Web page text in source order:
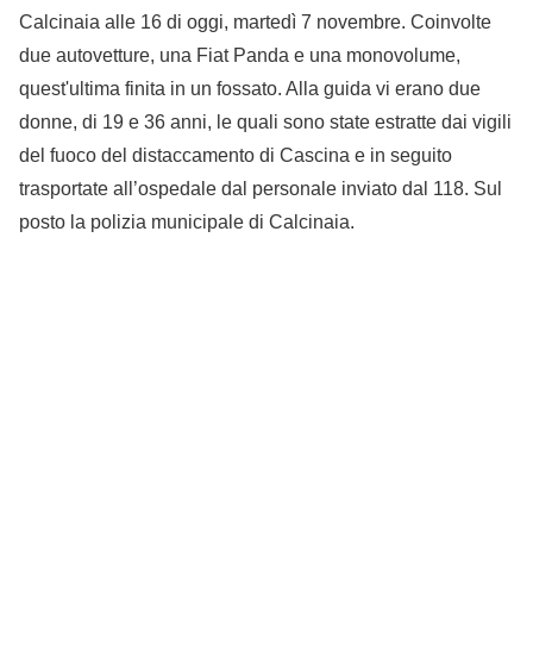
Calcinaia alle 16 di oggi, martedì 7 novembre. Coinvolte
due autovetture, una Fiat Panda e una monovolume,
quest'ultima finita in un fossato. Alla guida vi erano due
donne, di 19 e 36 anni, le quali sono state estratte dai vigili
del fuoco del distaccamento di Cascina e in seguito
trasportate all’ospedale dal personale inviato dal 118. Sul
posto la polizia municipale di Calcinaia.